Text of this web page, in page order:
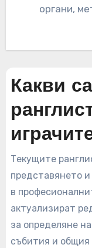
органи,
Какви
Текущите
представянето
в
актуализират
за определяне
събития и общия